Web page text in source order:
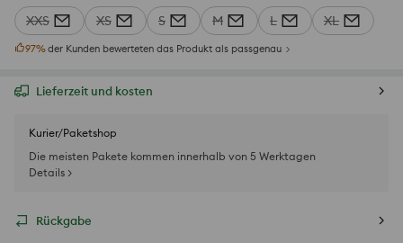
XXS XS S M L XL
97%der Kunden bewerteten das Produkt als passgenau
Lieferzeit und kosten
Kurier/Paketshop
Die meisten Pakete kommen innerhalb von 5 Werktagen
Details >
Rückgabe